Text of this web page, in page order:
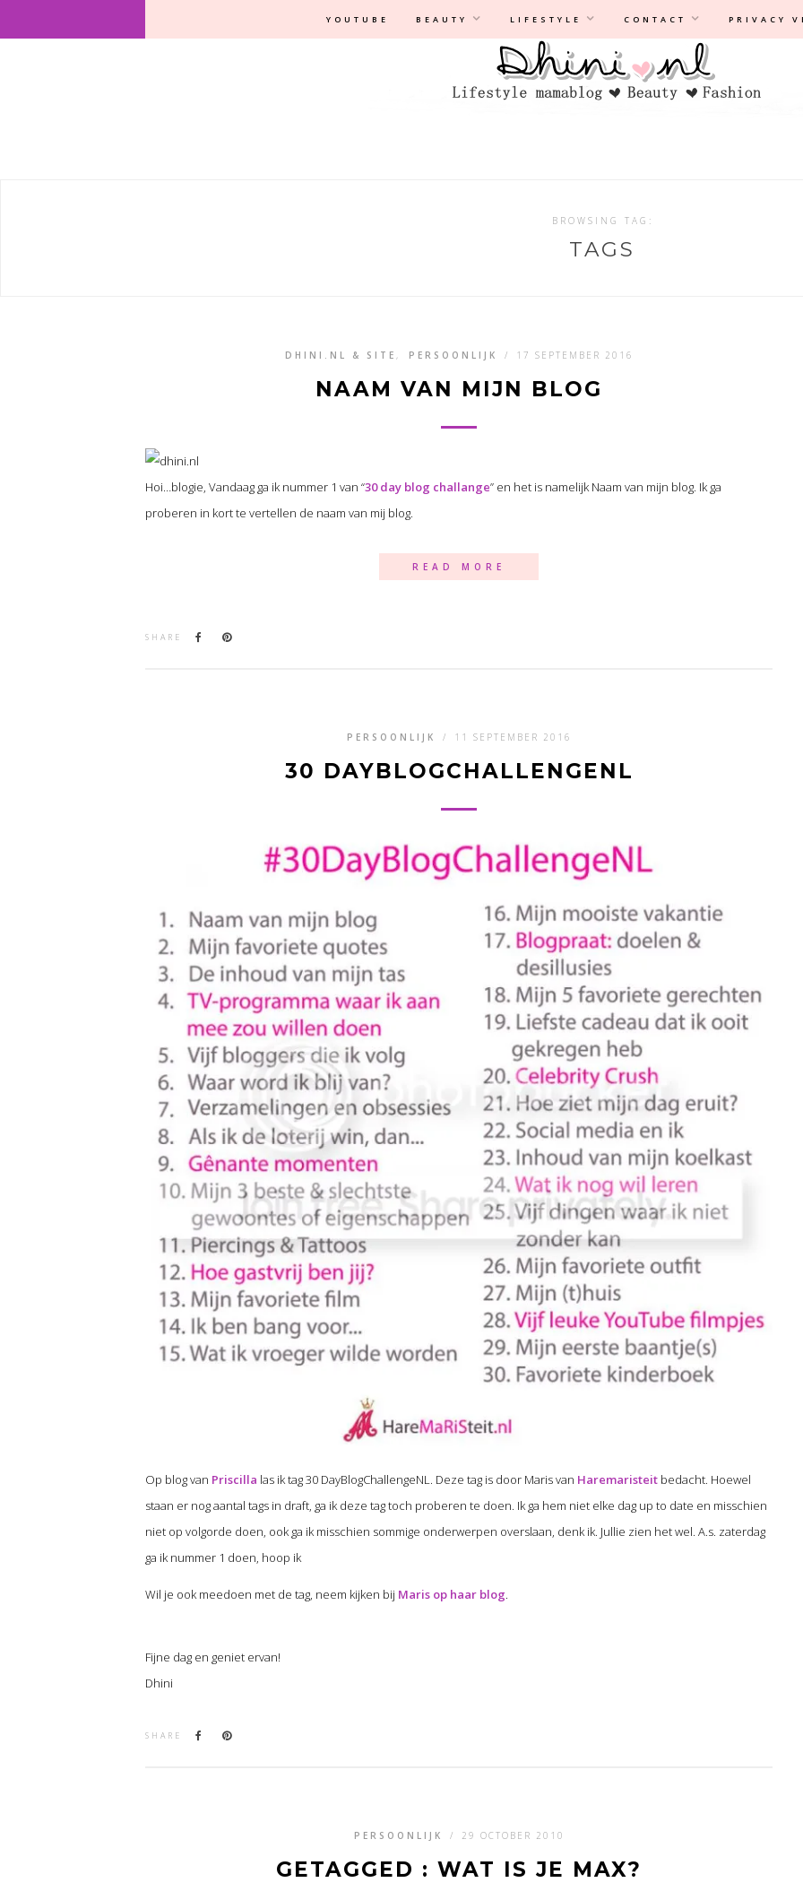
YOUTUBE BEAUTY LIFESTYLE CONTACT PRIVACY
Privacyverklaring |Disclaimer
BROWSING TAG:
TAGS
DHINI.NL & SITE , PERSOONLIJK / 17 SEPTEMBER 2016
NAAM VAN MIJN BLOG
Hoi…blogie, Vandaag ga ik nummer 1 van “30 day blog challange” en het is namelijk Naam van mijn blog. Ik ga
proberen in kort te vertellen de naam van mij blog.
READ MORE
SHARE
PERSOONLIJK / 11 SEPTEMBER 2016
30 DAYBLOGCHALLENGENL
Op blog van Priscilla las ik tag 30 DayBlogChallengeNL. Deze tag is door Maris van Haremaristeit bedacht. Hoewel
staan er nog aantal tags in draft, ga ik deze tag toch proberen te doen. Ik ga hem niet elke dag up to date en misschien
niet op volgorde doen, ook ga ik misschien sommige onderwerpen overslaan, denk ik. Jullie zien het wel. A.s. zaterdag
ga ik nummer 1 doen, hoop ik
Wil je ook meedoen met de tag, neem kijken bij Maris op haar blog.
Fijne dag en geniet ervan!
Dhini
SHARE
PERSOONLIJK / 29 OCTOBER 2010
GETAGGED : WAT IS JE MAX?